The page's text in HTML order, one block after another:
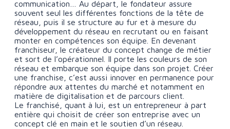
communication… Au départ, le fondateur assure
souvent seul les différentes fonctions de la tête de
réseau, puis il se structure au fur et à mesure du
développement du réseau en recrutant ou en faisant
monter en compétences son équipe. En devenant
franchiseur, le créateur du concept change de métier
et sort de l’opérationnel. Il porte les couleurs de son
réseau et embarque son équipe dans son projet. Créer
une franchise, c’est aussi innover en permanence pour
répondre aux attentes du marché et notamment en
matière de digitalisation et de parcours client.
Le franchisé, quant à lui, est un entrepreneur à part
entière qui choisit de créer son entreprise avec un
concept clé en main et le soutien d’un réseau.